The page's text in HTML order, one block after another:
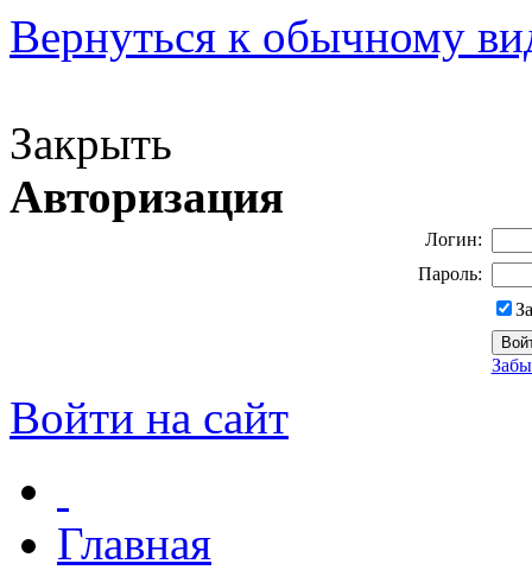
Вернуться к обычному
Закрыть
Авторизация
Логин:
Пароль:
Войти на сайт
Главная